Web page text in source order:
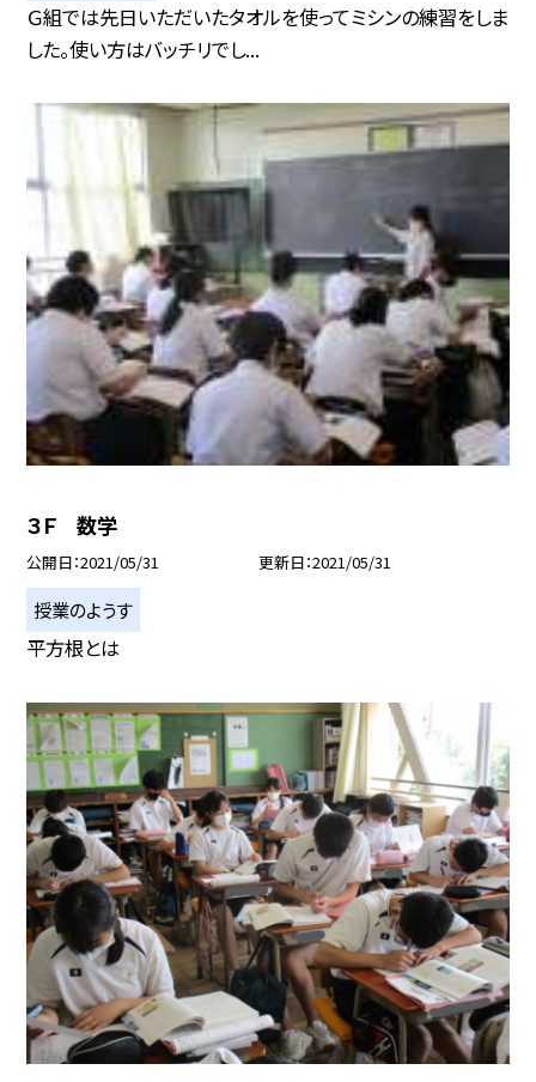
Ｇ組では先日いただいたタオルを使ってミシンの練習をしま
した。使い方はバッチリでし...
３Ｆ 数学
公開日 2021/05/31 更新日 2021/05/31
授業のようす
平方根とは